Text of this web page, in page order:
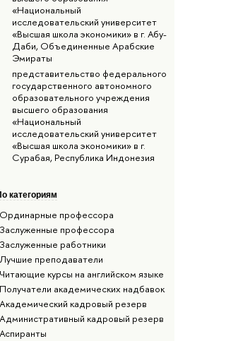
«Национальный
исследовательский университет
«Высшая школа экономики» в г. Абу-
Даби, Объединенные Арабские
Эмираты
представительство федерального
государственного автономного
образовательного учреждения
высшего образования
«Национальный
исследовательский университет
«Высшая школа экономики» в г.
Сурабая, Республика Индонезия
категориям
Ординарные профессора
Заслуженные профессора
Заслуженные работники
Лучшие преподаватели
Читающие курсы на английском языке
Получатели академических надбавок
Академический кадровый резерв
Административный кадровый резерв
Аспиранты